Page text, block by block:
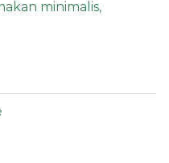
minimalis,